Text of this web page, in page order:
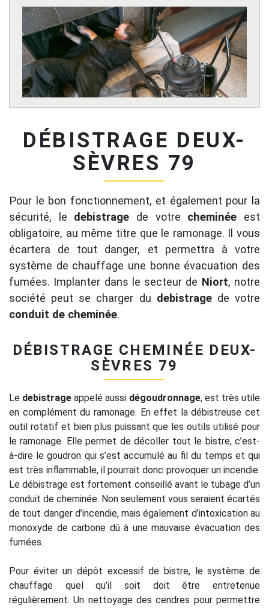
DÉBISTRAGE DEUX-
SÈVRES 79
Pour le bon fonctionnement, et également pour la
sécurité, le debistrage de votre cheminée est
obligatoire, au même titre que le ramonage. Il vous
écartera de tout danger, et permettra à votre
système de chauffage une bonne évacuation des
fumées. Implanter dans le secteur de Niort, notre
société peut se charger du debistragede votre
conduit de cheminée.
DÉBISTRAGE CHEMINÉE DEUX-
SÈVRES 79
Le debistrage appelé aussi dégoudronnage, est très utile
en complément du ramonage. En effet la débistreuse cet
outil rotatif et bien plus puissant que les outils utilisé pour
le ramonage. Elle permet de décoller tout le bistre, c’est-
à-dire le goudron qui s’est accumulé au fil du temps et qui
est très inflammable, il pourrait donc provoquer un incendie.
Le débistrage est fortement conseillé avant le tubage d’un
conduit de cheminée. Non seulement vous seraient écartés
de tout danger d’incendie, mais également d’intoxication au
monoxyde de carbone dû à une mauvaise évacuation des
fumées.
Pour éviter un dépôt excessif de bistre, le système de
chauffage quel qu’il soit doit être entretenue
régulièrement. Un nettoyage des cendres pour permettre